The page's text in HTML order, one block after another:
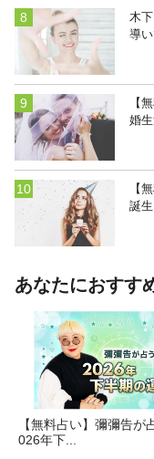
木
導
【
婚
【
誕
あなたにおすす
【無料占い】彌彌告が
026年下...